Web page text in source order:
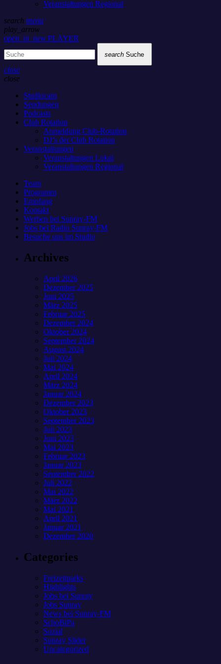
Veranstaltungen Regional
search menu
play_arrow
open_in_new PLAYER
search Suche
close
close
Studiocam
Sendungen
Podcasts
Club Rotation
Anmeldung Club-Rotation
DJ’s der Club Rotation
Veranstaltungen
Veranstaltungen Lokal
Veranstaltungen Regional
Team
Programm
Empfang
Kontakt
Werben bei Sunray-FM
Jobs bei Radio Sunray-FM
Besuche uns im Studio
Archives
April 2026
Dezember 2025
Juni 2025
März 2025
Februar 2025
Dezember 2024
Oktober 2024
September 2024
August 2024
Juli 2024
Mai 2024
April 2024
März 2024
Januar 2024
Dezember 2023
Oktober 2023
September 2023
Juli 2023
Juni 2023
Mai 2023
Februar 2023
Januar 2023
September 2022
Juli 2022
Mai 2022
März 2022
Mai 2021
April 2021
Januar 2021
Dezember 2020
Categories
Freizeitparks
Highlights
Jobs bei Sunray
Jobs Sunray
News bei Sunray-FM
SchoBiPa
Sozial
Sunray Slider
Uncategorized